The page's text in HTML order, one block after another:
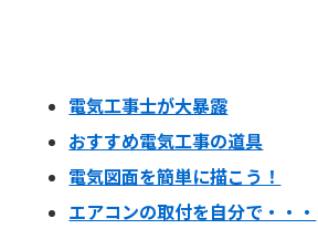
電気工事士が大暴露
おすすめ電気工事の道具
電気図面を簡単に描こう！
エアコンの取付を自分で・・・